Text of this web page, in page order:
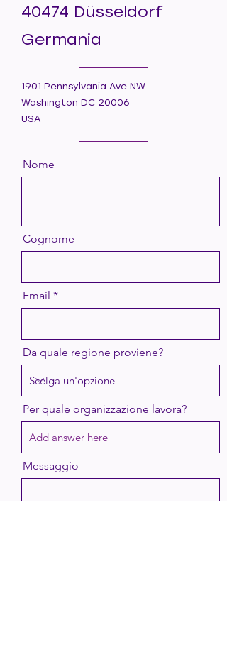
40474 Düsseldorf
Germania
1901 Pennsylvania Ave NW
Washington DC 20006
USA
Nome
Cognome
Email
Da quale regione proviene?
Per quale organizzazione lavora?
Messaggio